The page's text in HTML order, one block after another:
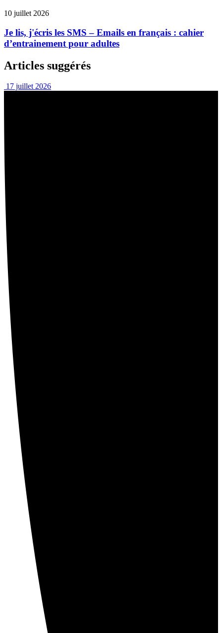
10 juillet 2026
Je lis, j'écris les SMS – Emails en français : cahier
d’entrainement pour adultes
Articles suggérés
17 juillet 2026